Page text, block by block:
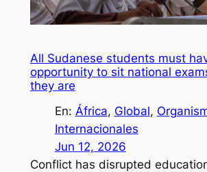
All Sudanese students must
opportunity to sit national
they are
En: África, Global,
Internacionales
Jun 12, 2026
Conflict has disrupted